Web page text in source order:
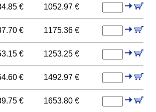
€ 1052.97 €
€ 1175.36 €
€ 1253.25 €
€ 1492.97 €
€ 1653.80 €